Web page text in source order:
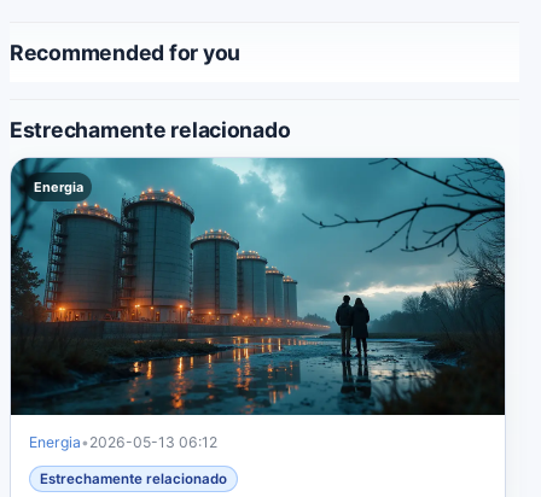
Recommended for you
Estrechamente relacionado
Energia
Energia• 2026-05-13 06:12
Estrechamente relacionado